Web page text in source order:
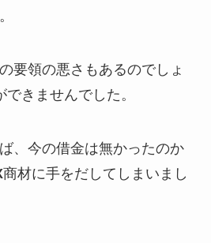
要領の悪さもあるのでしょ
きませんでした。
、今の借金は無かったのか
商材に手をだしてしまいまし